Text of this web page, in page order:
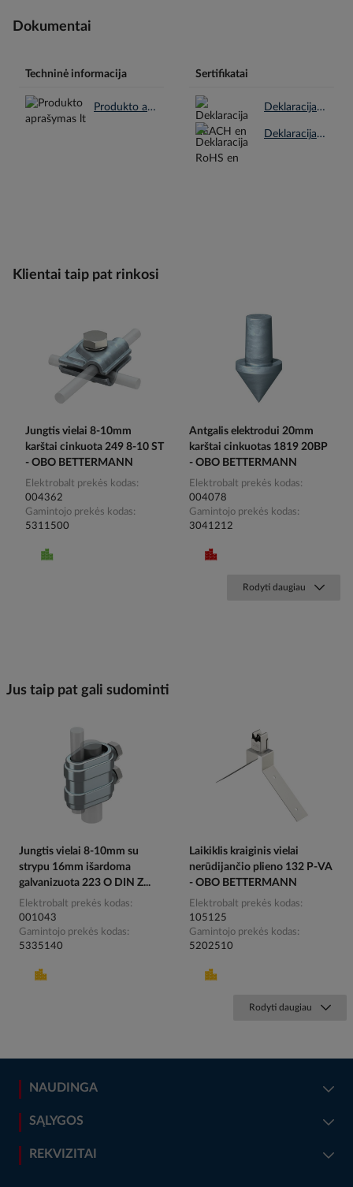
Dokumentai
Techninė informacija
Produkto aprašymas lt.pdf
Sertifikatai
Deklaracija REACH en.pdf
Deklaracija RoHS en.pdf
Klientai taip pat rinkosi
Jungtis vielai 8-10mm
karštai cinkuota 249 8-10 ST
- OBO BETTERMANN
Elektrobalt prekės kodas
004362
Gamintojo prekės kodas
5311500
Antgalis elektrodui 20mm
karštai cinkuotas 1819 20BP
- OBO BETTERMANN
Elektrobalt prekės kodas
004078
Gamintojo prekės kodas
3041212
Rodyti daugiau
Jus taip pat gali sudominti
Jungtis vielai 8-10mm su
strypu 16mm išardoma
galvanizuota 223 O DIN Z...
Elektrobalt prekės kodas
001043
Gamintojo prekės kodas
5335140
Laikiklis kraiginis vielai
nerūdijančio plieno 132 P-VA
- OBO BETTERMANN
Elektrobalt prekės kodas
105125
Gamintojo prekės kodas
5202510
Rodyti daugiau
NAUDINGA
SĄLYGOS
REKVIZITAI